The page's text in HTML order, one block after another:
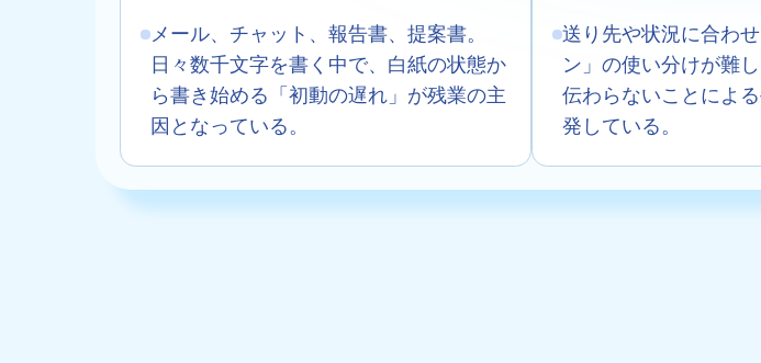
AIでオペレーション業務から解
放。人と向き合い、組織を変え
ジェスチャーに特化した実践ト
レーニング
あらゆる業務シナリオに最適化
された、100以上のAIネイティブ
メール、チャット、報告書、提案書。
日々数千文字を書く中で、白紙の状態か
ら書き始める「初動の遅れ」が残業の主
因となっている。
送り先や状況に合わ
ン」の使い分けが難
伝わらないことによ
発している。